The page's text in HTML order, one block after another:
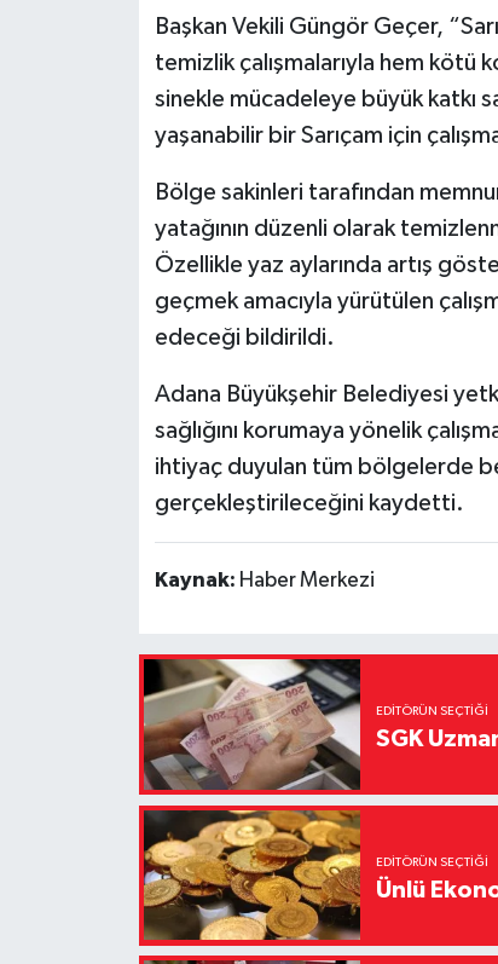
Başkan Vekili Güngör Geçer,
temizlik çalışmalarıyla hem kötü
sinekle mücadeleye büyük katkı
yaşanabilir bir Sarıçam için
Bölge sakinleri tarafından
yatağının düzenli olarak
Özellikle yaz aylarında artış
geçmek amacıyla yürütülen
edeceği bildirildi.
Adana Büyükşehir Belediyesi
sağlığını korumaya yönelik
ihtiyaç duyulan tüm bölgelerde
gerçekleştirileceğini kaydetti.
Kaynak: Haber Merkezi
EDITÖRÜN SEÇTIĞI
SGK
EDITÖRÜN SEÇTIĞI
Ünlü